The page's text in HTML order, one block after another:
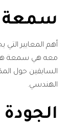
سمعة
أهم المعايير
معه هي سمعة
السابقين حول
الهندسي.
الجودة